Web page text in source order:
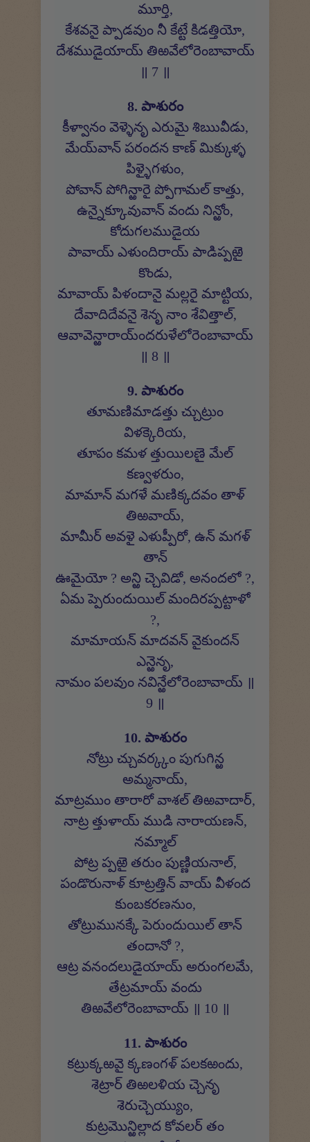
మూర్తి,
కేశవనై ప్పాడవుం నీ కేట్టే కిడత్తియో,
దేశముడైయాయ్ తిఱవేలోరెంబావాయ్
॥ 7 ॥
8. పాశురం
కీళ్వానం వెళ్ళెనృ ఎరుమై శిఋవీడు,
మేయ్‍వాన్ పరందన కాణ్ మిక్కుళ్ళ
పిళ్ళైగళుం,
పోవాన్ పోగిన్ఱారై ప్పోగామల్ కాత్తు,
ఉన్నైక్కూవువాన్ వందు నిన్ఱోం,
కోదుగలముడైయ
పావాయ్ ఎళుందిరాయ్ పాడిప్పఱై
కొండు,
మావాయ్ పిళందానై మల్లరై మాట్టియ,
దేవాదిదేవనై శెనృ నాం శేవిత్తాల్,
ఆవావెన్ఱారాయ్‍ందరుళేలోరెంబావాయ్
॥ 8 ॥
9. పాశురం
తూమణిమాడత్తు చ్చుట్రుం
విళక్కెరియ,
తూపం కమళ త్తుయిలణై మేల్
కణ్వళరుం,
మామాన్ మగళే మణిక్కదవం తాళ్
తిఱవాయ్,
మామీర్ అవళై ఎళుప్పీరో, ఉన్ మగళ్
తాన్
ఊమైయో ? అన్ఱి చ్చెవిడో, అనందలో ?,
ఏమ ప్పెరుందుయిల్ మందిరప్పట్టాళో
?,
మామాయన్ మాదవన్ వైకుందన్
ఎన్ఱెనృ,
నామం పలవుం నవిన్ఱేలోరెంబావాయ్ ॥
9 ॥
10. పాశురం
నోట్రు చ్చువర్క్కం పుగుగిన్ఱ
అమ్మనాయ్,
మాట్రముం తారారో వాశల్ తిఱవాదార్,
నాట్ర త్తుళాయ్ ముడి నారాయణన్,
నమ్మాల్
పోట్ర ప్పఱై తరుం పుణ్ణియనాల్,
పండొరునాళ్ కూట్రత్తిన్ వాయ్ వీళంద
కుంబకరణనుం,
తోట్రుమునక్కే పెరుందుయిల్ తాన్
తందానో ?,
ఆట్ర వనందలుడైయాయ్ అరుంగలమే,
తేట్రమాయ్ వందు
తిఱవేలోరెంబావాయ్ ॥ 10 ॥
11. పాశురం
కట్రుక్కఱవై క్కణంగళ్ పలకఱందు,
శెట్రార్ తిఱలళియ చ్చెనృ
శెరుచ్చెయ్యుం,
కుట్రమొన్ఱిల్లాద కోవలర్ తం